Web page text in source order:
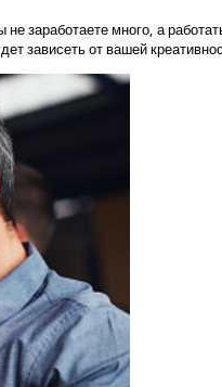
заработаете много, а
зависеть от вашей